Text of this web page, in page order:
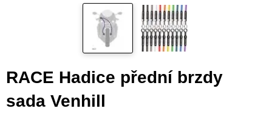
RACE Hadice přední brzdy
sada Venhill